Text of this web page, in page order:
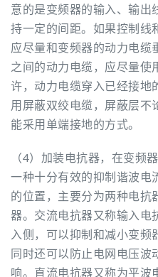
意的是变频器的输入、输出
持一定的间距。如果控制线
应尽量和变频器的动力电缆
之间的动力电缆，应尽量使
许，动力电缆穿入已经接地
用屏蔽双绞电缆，屏蔽层不
能采用单端接地的方式。
（4）加装电抗器，在变频
一种十分有效的抑制谐波电
的位置，主要分为两种电抗
器。交流电抗器又称输入电
入侧，可以抑制和减小变频
同时还可以防止电网电压波
响。直流电抗器又称为平波